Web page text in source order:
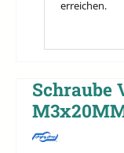
erreichen.
Schraube